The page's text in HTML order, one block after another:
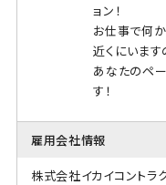
ョン！
お仕事で何
近くにいます
あなたのペ
す！
雇用会社情報
株式会社イカイコントラ